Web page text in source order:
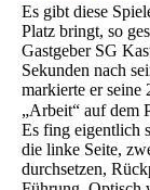
Es gibt diese
Platz bringt, so
Gastgeber SG
Sekunden nach
markierte er seine
„Arbeit“ auf dem
Es fing eigentlich
die linke Seite,
durchsetzen,